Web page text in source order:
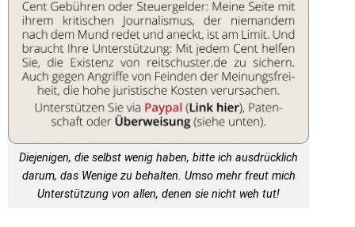
Diejenigen, die selbst wenig haben, bitte ich ausdrücklich
darum, das Wenige zu behalten. Umso mehr freut mich
Unterstützung von allen, denen sie nicht weh tut!